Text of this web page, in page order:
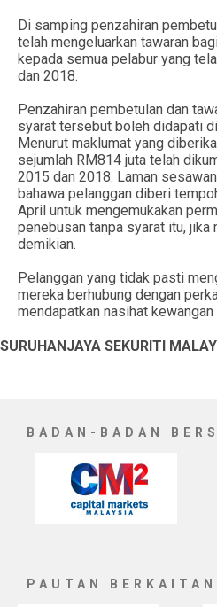
Di samping penzahiran
telah mengeluarkan tawaran
kepada semua pelabur yang
dan 2018.
Penzahiran pembetulan dan
syarat tersebut boleh didapati
Menurut maklumat yang
sejumlah RM814 juta telah
2015 dan 2018. Laman
bahawa pelanggan diberi
April untuk mengemukakan
penebusan tanpa syarat itu, jika
demikian.
Pelanggan yang tidak pasti
mereka berhubung dengan
mendapatkan nasihat
SURUHANJAYA SEKURITI
BADAN-BADAN
PAUTAN BERKAITAN